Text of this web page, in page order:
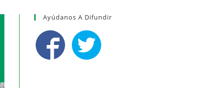
Ayúdanos A Difundir